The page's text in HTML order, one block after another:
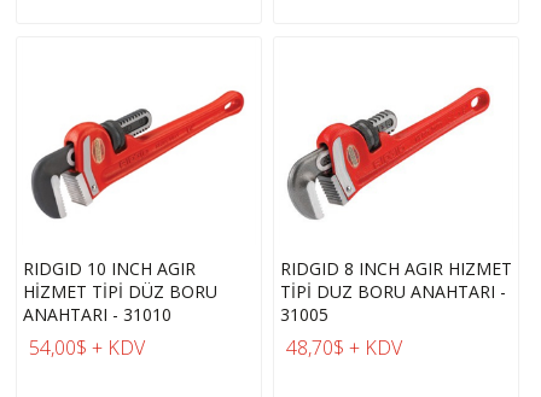
RIDGID 10 INCH AGIR
HİZMET TİPİ DÜZ BORU
ANAHTARI - 31010
54,00$ + KDV
RIDGID 8 INCH AGIR HIZMET
TİPİ DUZ BORU ANAHTARI -
31005
48,70$ + KDV